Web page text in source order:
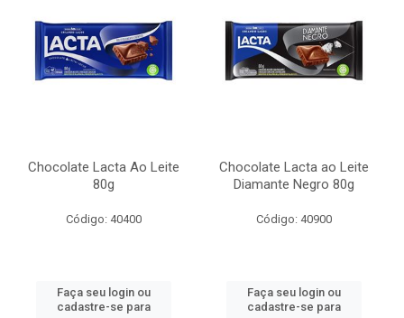
Chocolate Lacta Ao Leite
80g
Código: 40400
Faça seu login ou
cadastre-se para
Chocolate Lacta ao Leite
Diamante Negro 80g
Código: 40900
Faça seu login ou
cadastre-se para